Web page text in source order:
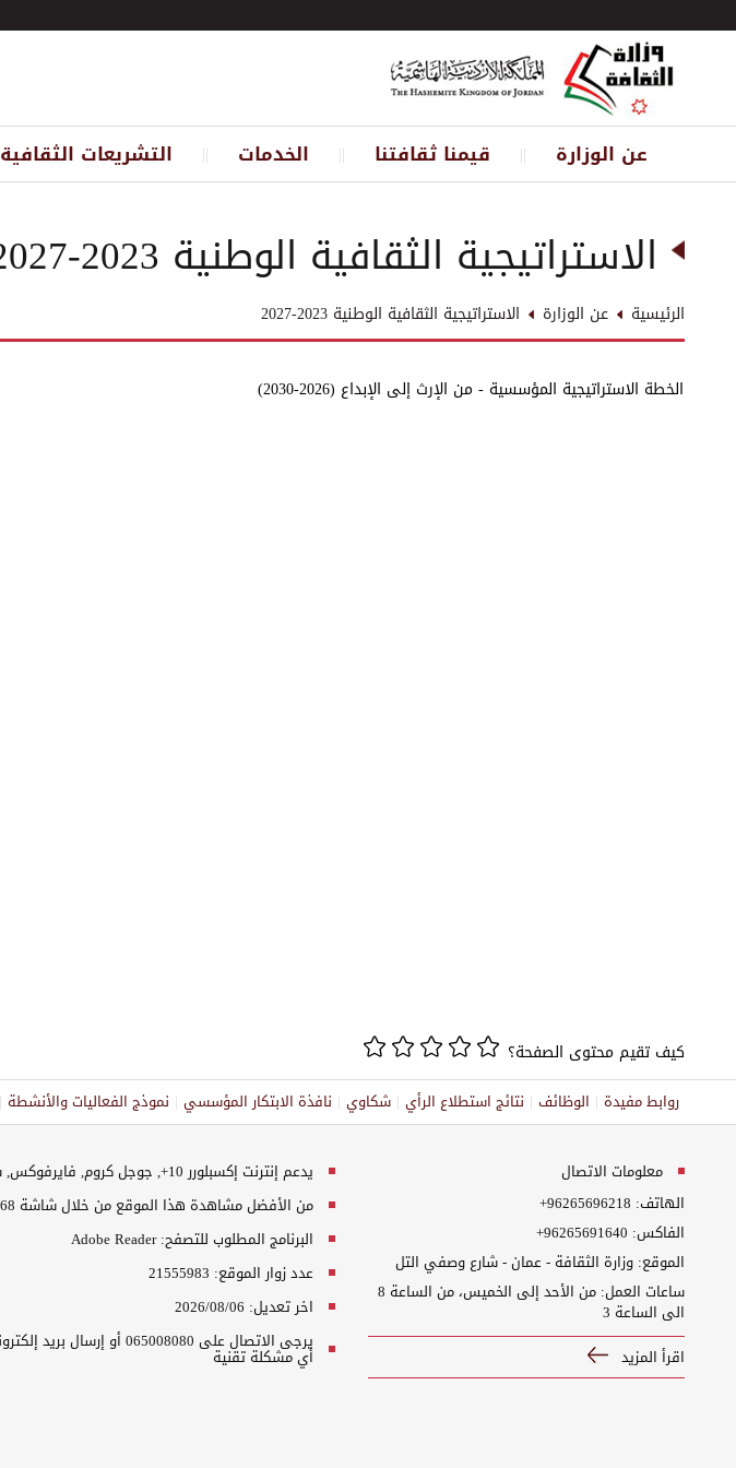
عن الوزارة || قيمنا ثقافتنا || الخدمات || التشريعات الثقافية
الاستراتيجية الثقافية الوطنية 2023-2027
الرئيسية عن الوزارة الاستراتيجية الثقافية الوطنية 2023-2027
الخطة الاستراتيجية المؤسسية - من الإرث إلى الإبداع (2026-2030)
كيف تقيم محتوى الصفحة؟
روابط مفيدة الوظائف نتائج استطلاع الرأي شكاوي نافذة الابتكار المؤسسي نموذج الفعاليات والأنشطة
معلومات الاتصال
الهاتف: +96265696218
الفاكس: +96265691640
الموقع: وزارة الثقافة - عمان - شارع وصفي التل
ساعات العمل: من الأحد إلى الخميس، من الساعة 8
الى الساعة 3
اقرأ المزيد
يدعم إنترنت إكسبلورر 10+, جوجل كروم, فايرفوكس, سفاري
من الأفضل مشاهدة هذا الموقع من خلال شاشة 768 × 1366
البرنامج المطلوب للتصفح: Adobe Reader
عدد زوار الموقع: 21555983
اخر تعديل: 2026/08/06
أي مشكلة تقنية